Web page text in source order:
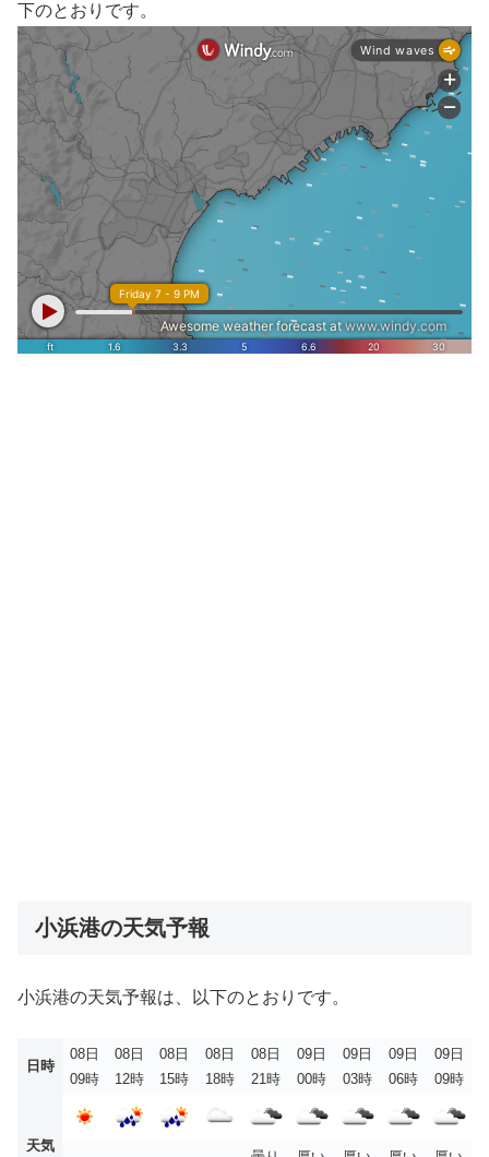
下のとおりです。
小浜港の天気予報
小浜港の天気予報は、以下のとおりです。
日時
08日
09時
08日
12時
08日
15時
08日
18時
08日
21時
09日
00時
09日
03時
09日
06時
09日
09時
天気